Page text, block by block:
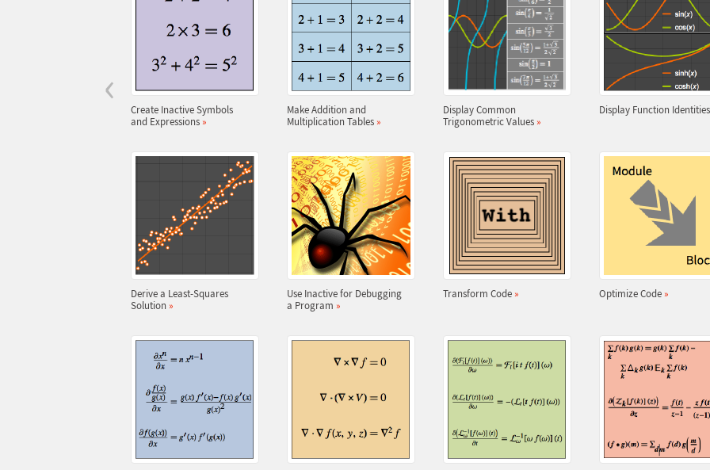
‹
Create Inactive Symbols
and Expressions »
Make Addition and
Multiplication Tables »
Display Common
Trigonometric Values »
Display Function
Derive a Least-Squares
Solution »
Use Inactive for Debugging
a Program »
Transform Code » Optimize Code »